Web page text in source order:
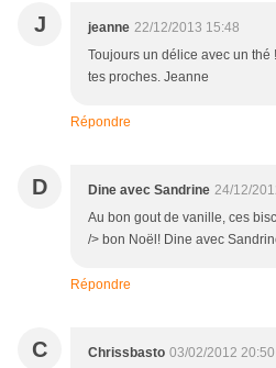
J jeanne 22/12/2013 15:48
Toujours un délice avec un thé
tes proches. Jeanne
Répondre
D Dine avec Sandrine 24/12/
Au bon gout de vanille, ces
/> bon Noël! Dine avec
Répondre
C Chrissbasto 03/02/2012 20:50